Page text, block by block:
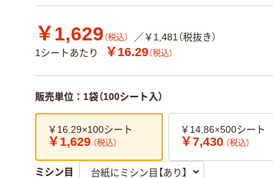
￥1,629 （税込）
／￥1,481（税抜き）
1シートあたり
￥16.29（税込）
販売単位：1袋（100シート入）
￥16.29×100シート
￥1,629 （税込）
￥14.86×500シート
￥7,430 （税込）
ミシン目